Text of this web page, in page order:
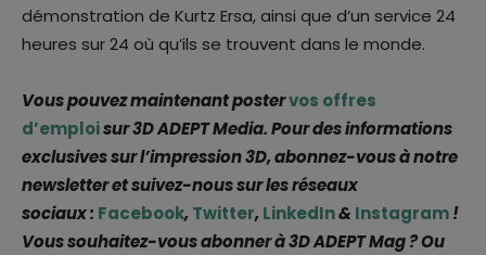
démonstration de Kurtz Ersa, ainsi que d’un service 24
heures sur 24 où qu’ils se trouvent dans le monde.
Vous pouvez maintenant postervos offres
d’emploisur 3D ADEPT Media. Pour des informations
exclusives sur l’impression 3D, abonnez-vous à notre
newsletter et suivez-nous sur les réseaux
sociaux : Facebook,Twitter,LinkedIn& Instagram!
Vous souhaitez-vous abonner à 3D ADEPT Mag ? Ou